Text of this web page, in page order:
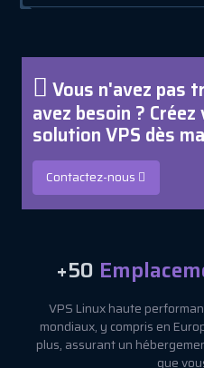
Vous n'avez pas
avez besoin ?
solution VPS dès
Contactez-nous
+50
VPS Linux haute
mondiaux, y compris en
plus, assurant un
que